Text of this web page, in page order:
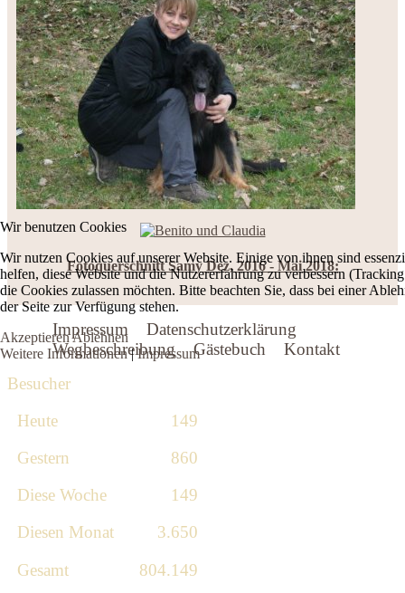
Fotoquerschnitt Samy Dez, 2016 - Mai 2018:
Impressum
Datenschutzerklärung
Wegbeschreibung
Gästebuch
Kontakt
Besucher
Heute
149
Gestern
860
Diese Woche
149
Diesen Monat
3.650
Gesamt
804.149
Wir benutzen Cookies
Wir nutzen Cookies auf unserer Website. Einige von ihnen sind
helfen, diese Website und die Nutzererfahrung zu verbessern
die Cookies zulassen möchten. Bitte beachten Sie, dass bei einer
der Seite zur Verfügung stehen.
AkzeptierenAblehnen
Weitere Informationen|Impressum